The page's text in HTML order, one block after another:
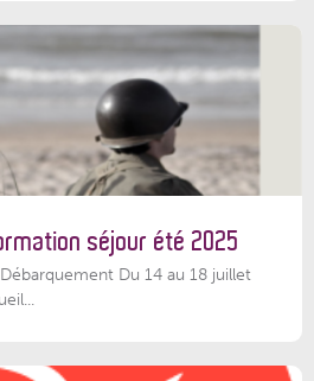
séjour été 2025
Du 14 au 18 juillet